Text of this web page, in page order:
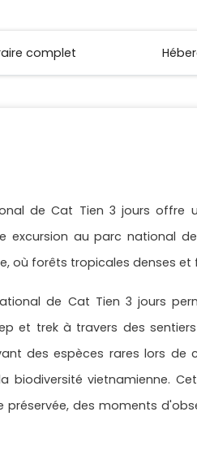
complet
de Cat Tien 3 jours offre
excursion au parc national
où forêts tropicales denses
de Cat Tien 3 jours
et trek à travers des
des espèces rares lors
biodiversité vietnamienne.
préservée, des moments